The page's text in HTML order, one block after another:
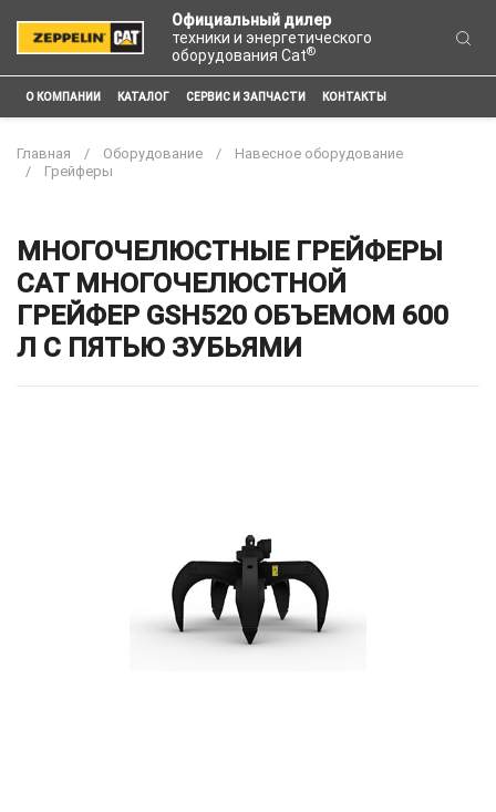
Официальный дилер
техники и энергетического
оборудования Cat®
О КОМПАНИИ КАТАЛОГ СЕРВИС И ЗАПЧАСТИ КОНТАКТЫ
Главная Оборудование
Навесное оборудование
Грейферы
МНОГОЧЕЛЮСТНЫЕ ГРЕЙФЕРЫ
CAT МНОГОЧЕЛЮСТНОЙ
ГРЕЙФЕР GSH520 ОБЪЕМОМ 600
Л С ПЯТЬЮ ЗУБЬЯМИ